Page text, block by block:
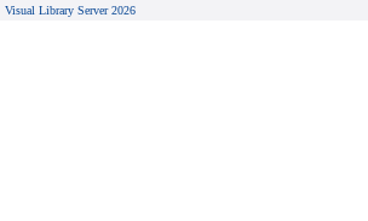
Visual Library Server 2026